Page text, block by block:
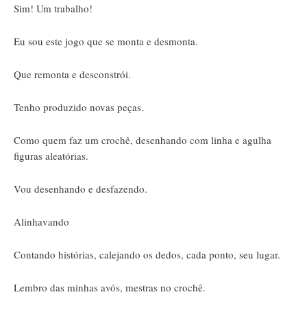
Sim! Um trabalho!
Eu sou este jogo que se monta e desmonta.
Que remonta e desconstrói.
Tenho produzido novas peças.
Como quem faz um crochê, desenhando com linha e agulha
figuras aleatórias.
Vou desenhando e desfazendo.
Alinhavando
Contando histórias, calejando os dedos, cada ponto, seu lugar.
Lembro das minhas avós, mestras no crochê.